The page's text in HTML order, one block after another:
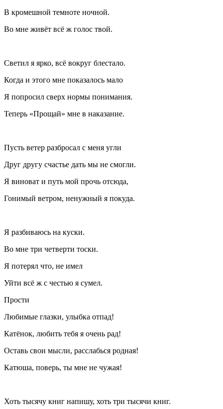
В кромешной темноте ночной.
Во мне живёт всё ж голос твой.
Светил я ярко, всё вокруг блестало.
Когда и этого мне показалось мало
Я попросил сверх нормы понимания.
Теперь «Прощай» мне в наказание.
Пусть ветер разбросал с меня угли
Друг другу счастье дать мы не смогли.
Я виноват и путь мой прочь отсюда,
Гонимый ветром, ненужный я покуда.
Я разбиваюсь на куски.
Во мне три четверти тоски.
Я потерял что, не имел
Уйти всё ж с честью я сумел.
Прости
Любимые глазки, улыбка отпад!
Катёнок, любить тебя я очень рад!
Оставь свои мысли, расслабься родная!
Катюша, поверь, ты мне не чужая!
Хоть тысячу книг напишу, хоть три тысячи книг.